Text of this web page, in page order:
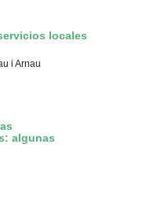
locales
i Arnau
algunas